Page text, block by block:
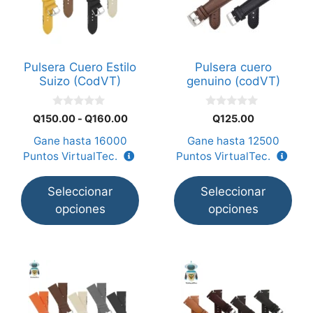
Pulsera Cuero Estilo
Suizo (CodVT)
0
d
5
Q150.00 - Q160.00Rango
precios:
desde
Q150.00
hasta
Q160.00
Gane hasta 16000
Puntos VirtualTec.
Seleccionar
opciones
múltiples
variantes.
se
pueden
en
página
de
producto
Pulsera cuero
genuino (codVT)
5
Q125.00
Gane hasta 12500
Puntos VirtualTec.
Seleccionar
opciones
múltiples
variantes.
pueden
página
de
producto
Este
producto
tiene
Este
producto
tiene